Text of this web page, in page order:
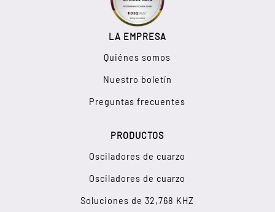
LA EMPRESA
Quiénes somos
Nuestro boletín
Preguntas frecuentes
PRODUCTOS
Osciladores de cuarzo
Osciladores de cuarzo
Soluciones de 32,768 KHZ